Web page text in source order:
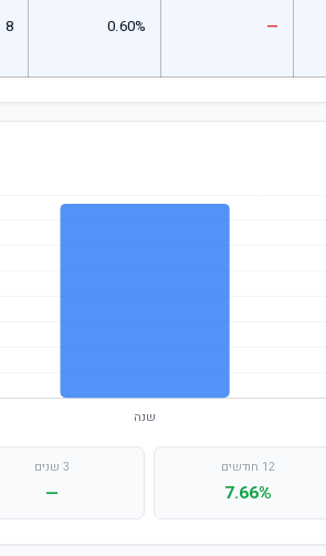
—
0.60%
8
12 חודשים
7.66%
3 שנים
—